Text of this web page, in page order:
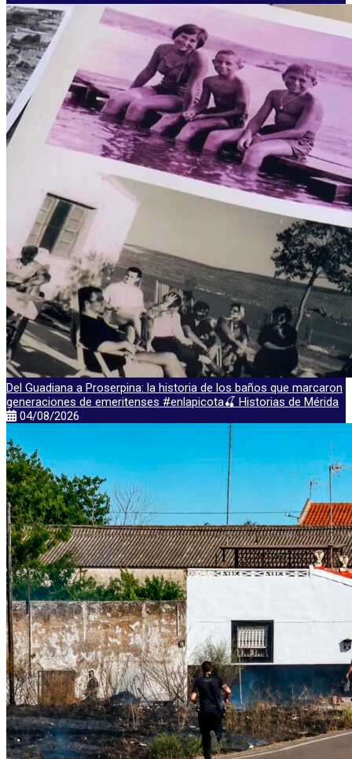
Del Guadiana a Proserpina: la historia de los baños que marcaron
generaciones de emeritenses #enlapicota🍒 Historias de Mérida
04/08/2026